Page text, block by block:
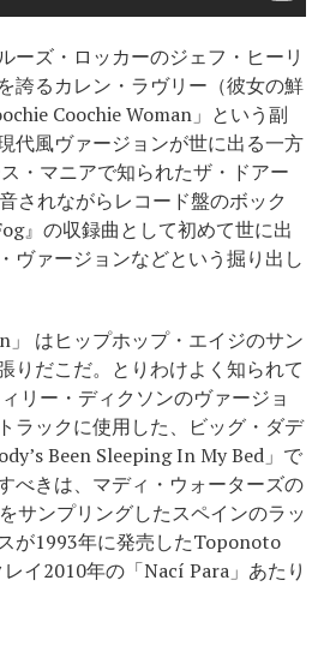
ーズ・ロッカーのジェフ・ヒーリ
誇るカレン・ラヴリー（彼女の鮮
Coochie Woman」という副
代風ヴァージョンが世に出る一方
・マニアで知られたザ・ドアー
されながらレコード盤のボック
』の収録曲として初めて世に出
ヴァージョンなどという掘り出し
」 はヒップホップ・エイジのサン
りだこだ。とりわけよく知られて
リー・ディクソンのヴァージョ
ラックに使用した、ビッグ・ダデ
Been Sleeping In My Bed」で
べきは、マディ・ウォーターズの
サンプリングしたスペインのラッ
が1993年に発売したToponoto
イ2010年の「Nací Para」あたり